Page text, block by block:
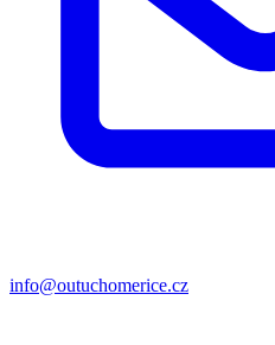
info@outuchomerice.cz